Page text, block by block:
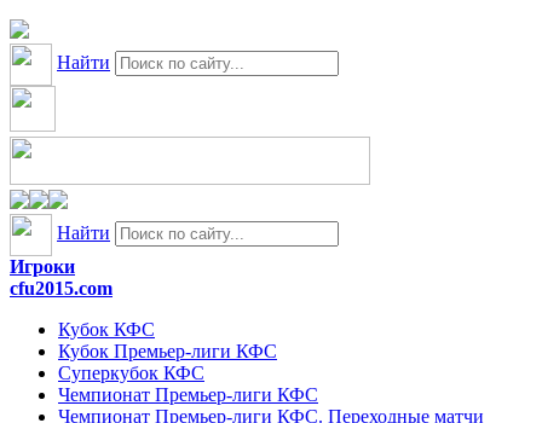
Найти
Найти
Игроки
cfu2015.com
Кубок КФС
Кубок Премьер-лиги КФС
Суперкубок КФС
Чемпионат Премьер-лиги КФС
Чемпионат Премьер-лиги КФС. Переходные матчи